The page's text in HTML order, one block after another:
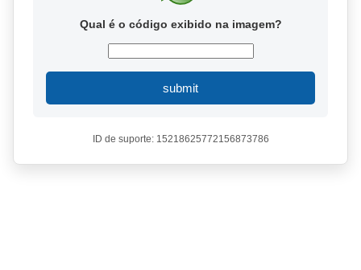
Qual é o código exibido na imagem?
submit
ID de suporte: 15218625772156873786